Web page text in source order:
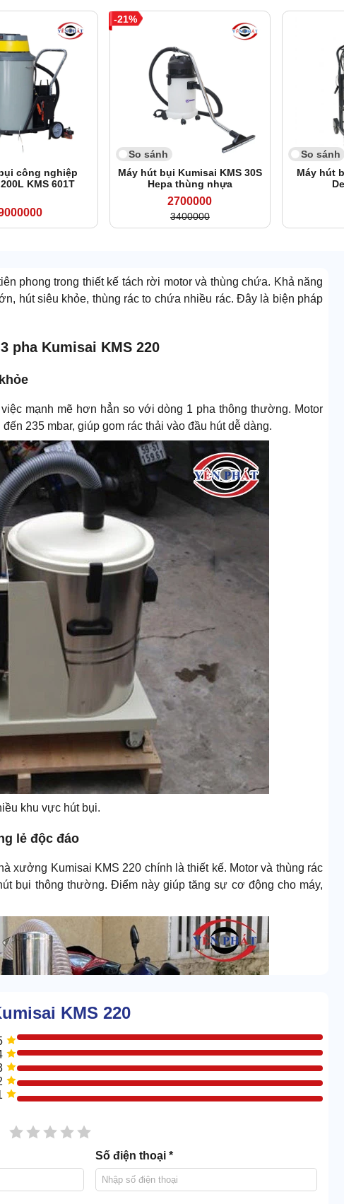
công nghiệp
KMS 601T
21
So sánh
Máy hút bụi Kumisai KMS 30S
Hepa thùng nhựa
2700000
3400000
So sánh
Máy hút
phong trong thiết kế tách rời motor và thùng chứa. Khả năng
hút siêu khỏe, thùng rác to chứa nhiều rác. Đây là biện pháp
pha Kumisai KMS 220
mạnh mẽ hơn hẳn so với dòng 1 pha thông thường. Motor
235 mbar, giúp gom rác thải vào đầu hút dễ dàng.
khu vực hút bụi.
lẻ độc đáo
xưởng Kumisai KMS 220 chính là thiết kế. Motor và thùng rác
bụi thông thường. Điểm này giúp tăng sự cơ động cho máy,
KMS 220
5 sao
4 sao
3 sao
2 sao
1 sao
Số điện thoại *